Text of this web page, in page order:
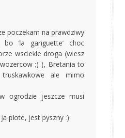
poczekam na prawdziwy
bo ‘la gariguette’ choc
wsciekle droga (wiesz
;) ), Bretania to
ale mimo
ogrodzie jeszcze musi
plote, jest pyszny :)